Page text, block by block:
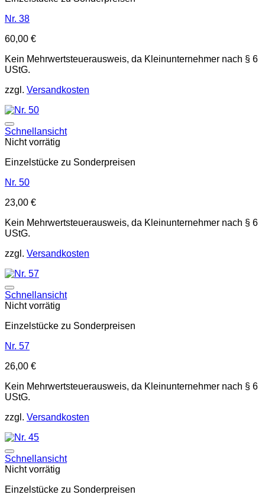
Nr. 38
60,00 €
Kein Mehrwertsteuerausweis, da Kleinunternehmer nach § 6
UStG.
zzgl. Versandkosten
Schnellansicht
Nicht vorrätig
Einzelstücke zu Sonderpreisen
Nr. 50
23,00 €
Kein Mehrwertsteuerausweis, da Kleinunternehmer nach § 6
UStG.
zzgl. Versandkosten
Schnellansicht
Nicht vorrätig
Einzelstücke zu Sonderpreisen
Nr. 57
26,00 €
Kein Mehrwertsteuerausweis, da Kleinunternehmer nach § 6
UStG.
zzgl. Versandkosten
Schnellansicht
Nicht vorrätig
Einzelstücke zu Sonderpreisen